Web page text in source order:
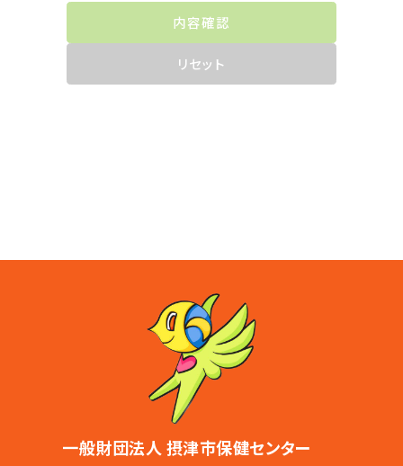
一般財団法人 摂津市保健センター